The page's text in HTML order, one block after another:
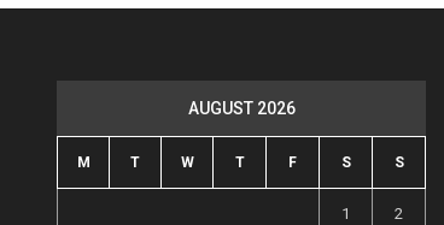
AUGUST 2026
M T W T F S S
1 2